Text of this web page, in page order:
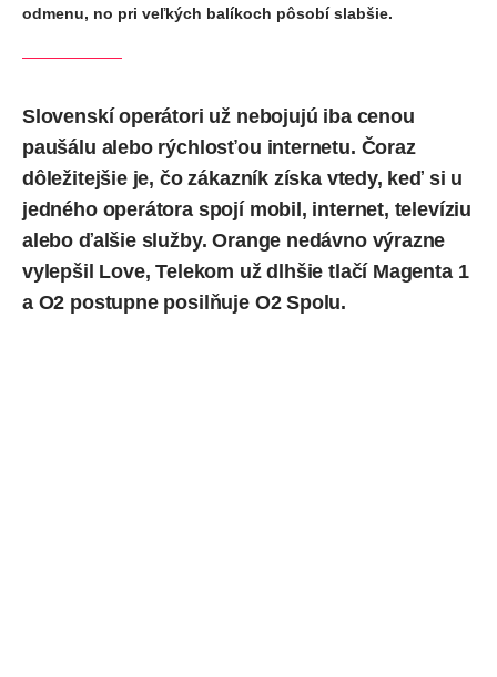
odmenu, no pri veľkých balíkoch pôsobí slabšie.
Slovenskí operátori už nebojujú iba cenou
paušálu alebo rýchlosťou internetu. Čoraz
dôležitejšie je, čo zákazník získa vtedy, keď si u
jedného operátora spojí mobil, internet, televíziu
alebo ďalšie služby. Orange nedávno výrazne
vylepšil Love, Telekom už dlhšie tlačí Magenta 1
a O2 postupne posilňuje O2 Spolu.